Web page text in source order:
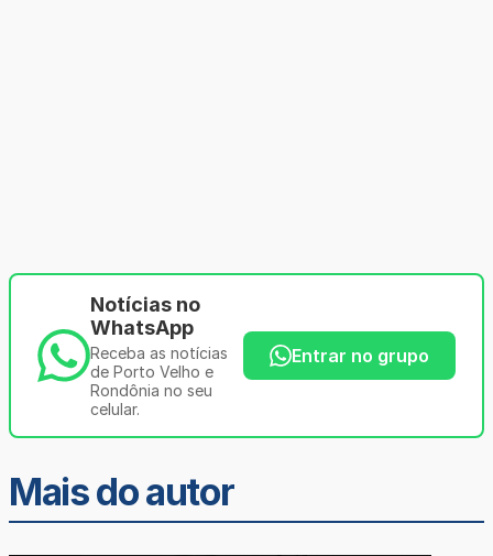
Notícias no
WhatsApp
Receba as notícias
de Porto Velho e
Rondônia no seu
celular.
Entrar no grupo
Mais do autor